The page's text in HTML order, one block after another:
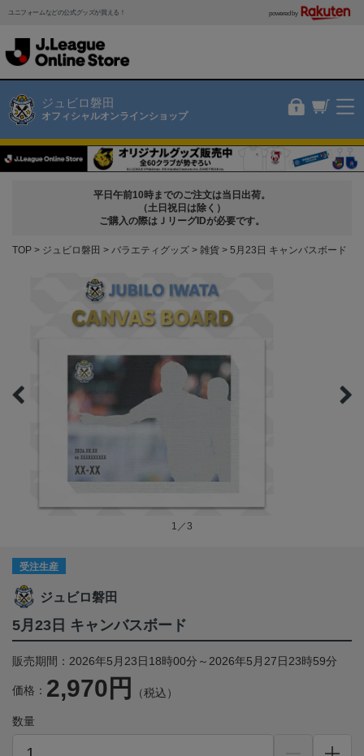
ユニフォームなどの公式グッズが買える！ powered by
ジュビロ磐田
オフィシャルオンラインショップ
平日午前10時までのご注文は当日出荷。
（土日祝日は除く）
ご購入の際はＪリーグIDが必要です。
TOP ジュビロ磐田 バラエティグッズ 雑貨 5月23日 キャンバスボード
1／3
受注生産
ジュビロ磐田
5月23日 キャンバスボード
販売期間：2026年5月23日18時00分～2026年5月27日23時59分
価格： 2,970円 （税込）
数量